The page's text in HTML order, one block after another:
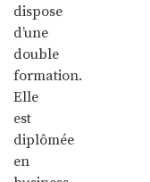
dispose
d’une
double
formation.
Elle
est
diplômée
en